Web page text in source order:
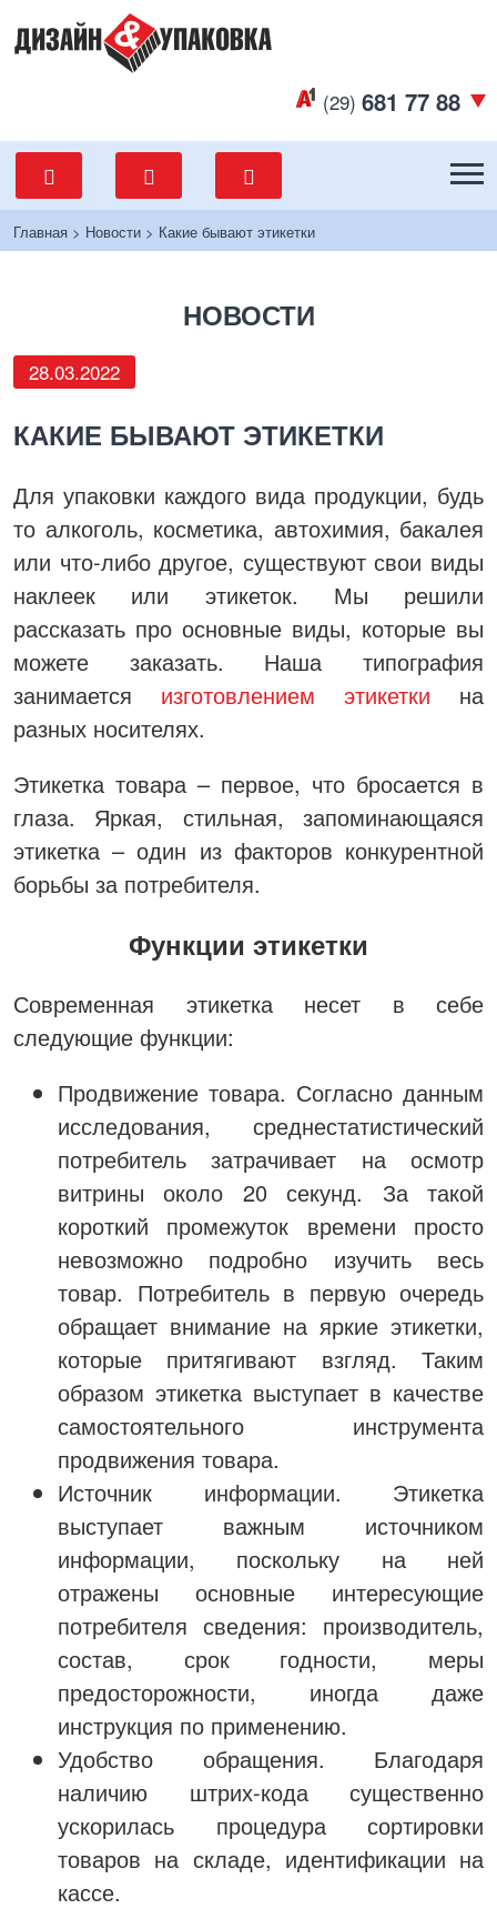
(29) 681 77 88
Главная > Новости > Какие бывают этикетки
НОВОСТИ
28.03.2022
КАКИЕ БЫВАЮТ ЭТИКЕТКИ
Для упаковки каждого вида продукции, будь
то алкоголь, косметика, автохимия, бакалея
или что-либо другое, существуют свои виды
наклеек или этикеток. Мы решили
рассказать про основные виды, которые вы
можете заказать. Наша типография
занимается изготовлением этикетки на
разных носителях.
Этикетка товара – первое, что бросается в
глаза. Яркая, стильная, запоминающаяся
этикетка – один из факторов конкурентной
борьбы за потребителя.
Функции этикетки
Современная этикетка несет в себе
следующие функции:
Продвижение товара. Согласно данным
исследования, среднестатистический
потребитель затрачивает на осмотр
витрины около 20 секунд. За такой
короткий промежуток времени просто
невозможно подробно изучить весь
товар. Потребитель в первую очередь
обращает внимание на яркие этикетки,
которые притягивают взгляд. Таким
образом этикетка выступает в качестве
самостоятельного инструмента
продвижения товара.
Источник информации. Этикетка
выступает важным источником
информации, поскольку на ней
отражены основные интересующие
потребителя сведения: производитель,
состав, срок годности, меры
предосторожности, иногда даже
инструкция по применению.
Удобство обращения. Благодаря
наличию штрих-кода существенно
ускорилась процедура сортировки
товаров на складе, идентификации на
кассе.